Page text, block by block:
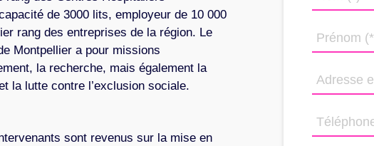
de 3000 lits, employeur de 10 000
rang des entreprises de la région. Le
Montpellier a pour missions
la recherche, mais également la
la lutte contre l’exclusion sociale.
sont revenus sur la mise en